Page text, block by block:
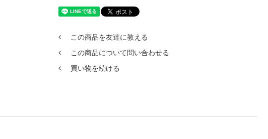
この商品を友達に教える
この商品について問い合わせる
買い物を続ける